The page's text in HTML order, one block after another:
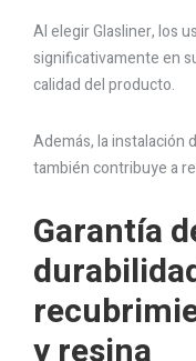
Al elegir Glasliner, los
significativamente en
calidad del producto.
Además, la instalación
también contribuye a
Garantía